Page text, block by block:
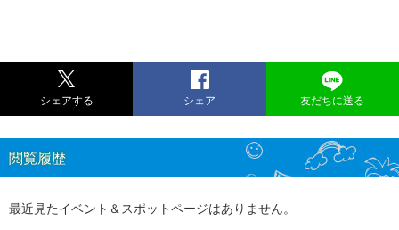
シェアする シェア 友だちに送る
閲覧履歴
最近見たイベント＆スポットページはありません。